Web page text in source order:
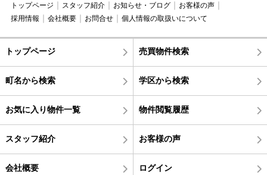
トップページ スタッフ紹介 お知らせ・ブログ
お客様の声
採用情報
会社概要 お問合せ 個人情報の取扱いについて
トップページ 売買物件検索
町名から検索 学区から検索
お気に入り物件一覧 物件閲覧履歴
スタッフ紹介 お客様の声
会社概要 ログイン